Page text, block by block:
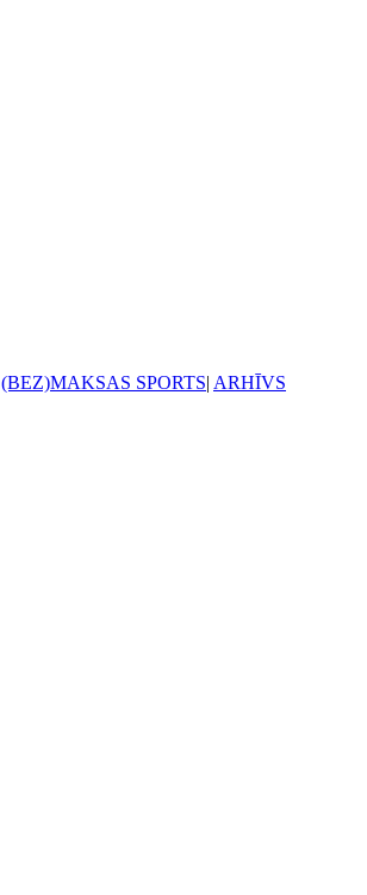
(BEZ)MAKSAS SPORTS| ARHĪVS